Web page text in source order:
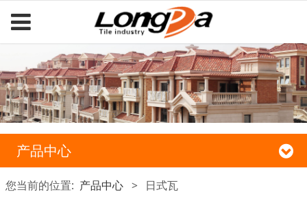
产品中心
您当前的位置: 产品中心 > 日式瓦